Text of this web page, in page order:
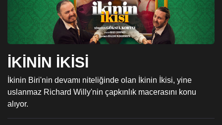
İKİNİN İKİSİ
İkinin Biri'nin devamı niteliğinde olan İkinin İkisi, yine
uslanmaz Richard Willy'nin çapkınlık macerasını konu
alıyor.